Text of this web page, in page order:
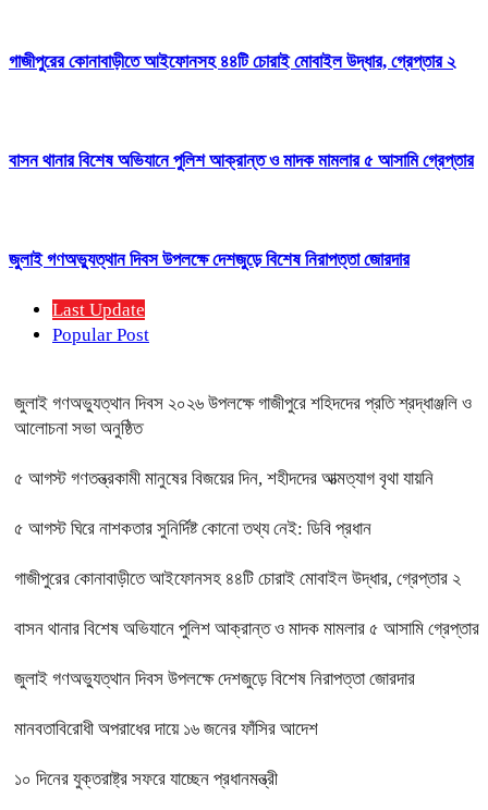
গাজীপুরের কোনাবাড়ীতে আইফোনসহ ৪৪টি চোরাই মোবাইল উদ্ধার, গ্রেপ্তার ২
বাসন থানার বিশেষ অভিযানে পুলিশ আক্রান্ত ও মাদক মামলার ৫ আসামি গ্রেপ্তার
জুলাই গণঅভ্যুত্থান দিবস উপলক্ষে দেশজুড়ে বিশেষ নিরাপত্তা জোরদার
Last Update
Popular Post
জুলাই গণঅভ্যুত্থান দিবস ২০২৬ উপলক্ষে গাজীপুরে শহিদদের প্রতি শ্রদ্ধাঞ্জলি ও
আলোচনা সভা অনুষ্ঠিত
৫ আগস্ট গণতন্ত্রকামী মানুষের বিজয়ের দিন, শহীদদের আত্মত্যাগ বৃথা যায়নি
৫ আগস্ট ঘিরে নাশকতার সুনির্দিষ্ট কোনো তথ্য নেই: ডিবি প্রধান
গাজীপুরের কোনাবাড়ীতে আইফোনসহ ৪৪টি চোরাই মোবাইল উদ্ধার, গ্রেপ্তার ২
বাসন থানার বিশেষ অভিযানে পুলিশ আক্রান্ত ও মাদক মামলার ৫ আসামি গ্রেপ্তার
জুলাই গণঅভ্যুত্থান দিবস উপলক্ষে দেশজুড়ে বিশেষ নিরাপত্তা জোরদার
মানবতাবিরোধী অপরাধের দায়ে ১৬ জনের ফাঁসির আদেশ
১০ দিনের যুক্তরাষ্ট্র সফরে যাচ্ছেন প্রধানমন্ত্রী